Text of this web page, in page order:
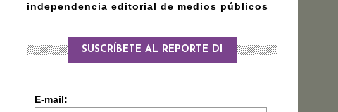
independencia editorial de medios públicos
SUSCRÍBETE AL REPORTE DI
E-mail: